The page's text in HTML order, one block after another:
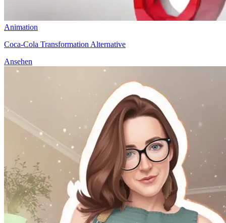
Animation
Coca-Cola Transformation Alternative
Ansehen